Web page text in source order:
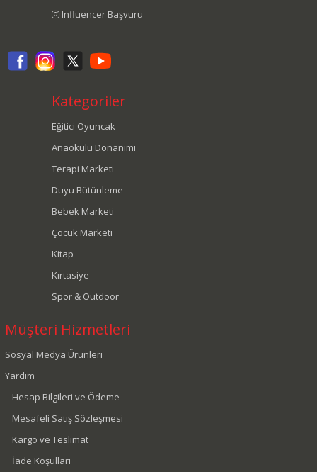
Influencer Başvuru
Kategoriler
Eğitici Oyuncak
Anaokulu Donanımı
Terapi Marketi
Duyu Bütünleme
Bebek Marketi
Çocuk Marketi
Kitap
Kırtasiye
Spor & Outdoor
Müşteri Hizmetleri
Sosyal Medya Ürünleri
Yardım
Hesap Bilgileri ve Ödeme
Mesafeli Satış Sözleşmesi
Kargo ve Teslimat
İade Koşulları